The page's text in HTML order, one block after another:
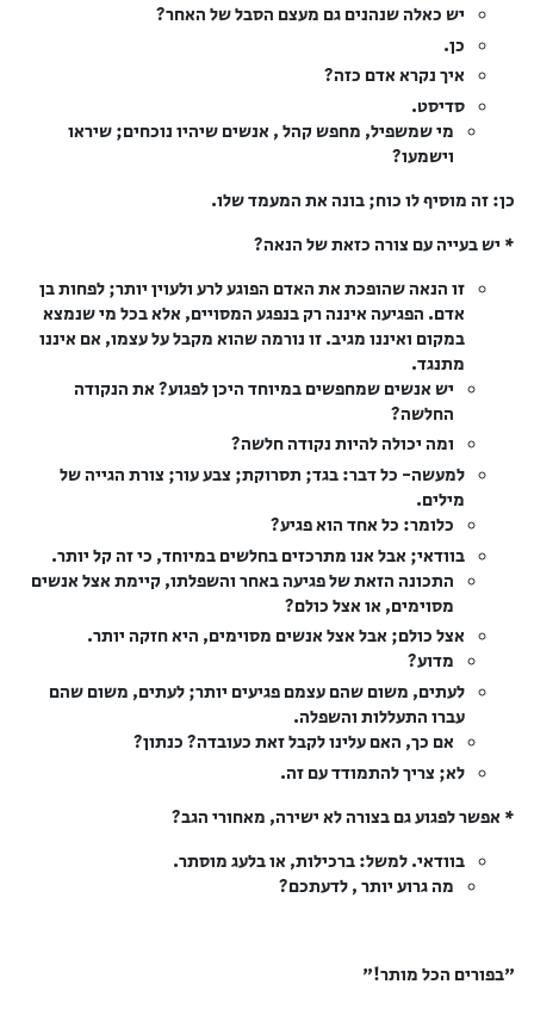
יש כאלה שנהנים גם מעצם הסבל של האחר?
כן.
איך נקרא אדם כזה?
סדיסט.
מי שמשפיל, מחפש קהל , אנשים שיהיו נוכחים; שיראו
וישמעו?
כן: זה מוסיף לו כוח; בונה את המעמד שלו.
* יש בעייה עם צורה כזאת של הנאה?
זו הנאה שהופכת את האדם הפוגע לרע ולעוין יותר; לפחות בן
אדם. הפגיעה איננה רק בנפגע המסויים, אלא בכל מי שנמצא
במקום ואיננו מגיב. זו נורמה שהוא מקבל על עצמו, אם איננו
מתנגד.
יש אנשים שמחפשים במיוחד היכן לפגוע? את הנקודה
החלשה?
ומה יכולה להיות נקודה חלשה?
למעשה- כל דבר: בגד; תסרוקת; צבע עור; צורת הגייה של
מילים.
כלומר: כל אחד הוא פגיע?
בוודאי; אבל אנו מתרכזים בחלשים במיוחד, כי זה קל יותר.
התכונה הזאת של פגיעה באחר והשפלתו, קיימת אצל אנשים
מסוימים, או אצל כולם?
אצל כולם; אבל אצל אנשים מסוימים, היא חזקה יותר.
מדוע?
לעתים, משום שהם עצמם פגיעים יותר; לעתים, משום שהם
עברו התעללות והשפלה.
אם כך, האם עלינו לקבל זאת כעובדה? כנתון?
לא; צריך להתמודד עם זה.
* אפשר לפגוע גם בצורה לא ישירה, מאחורי הגב?
בוודאי. למשל: ברכילות, או בלעג מוסתר.
מה גרוע יותר , לדעתכם?
"בפורים הכל מותר!"